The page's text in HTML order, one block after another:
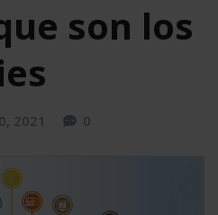
son los
2021 0